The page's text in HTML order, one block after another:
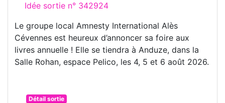
Idée sortie n° 342924
Le groupe local Amnesty International Alès
Cévennes est heureux d’annoncer sa foire aux
livres annuelle ! Elle se tiendra à Anduze, dans la
Salle Rohan, espace Pelico, les 4, 5 et 6 août 2026.
Détail sortie